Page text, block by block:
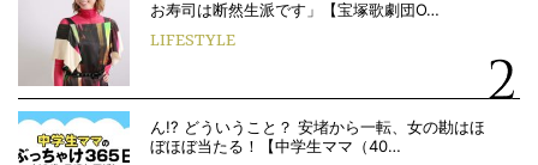
お寿司は断然生派です」【宝塚歌劇団O…
LIFESTYLE
ん!? どういうこと？ 安堵から一転、女の勘はほ
ぼほぼ当たる！【中学生ママ（40…